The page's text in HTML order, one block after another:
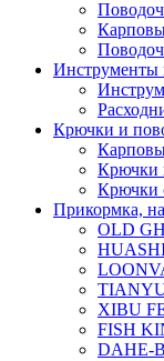
Инструменты
Крючки и
Крючки
Крючки
Прикормка,
OLD
XIBU
FISH
DAHE-